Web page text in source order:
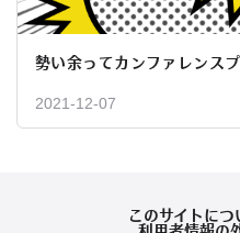
勢い余ってカンファレンス
2021-12-07
このサイトにつ